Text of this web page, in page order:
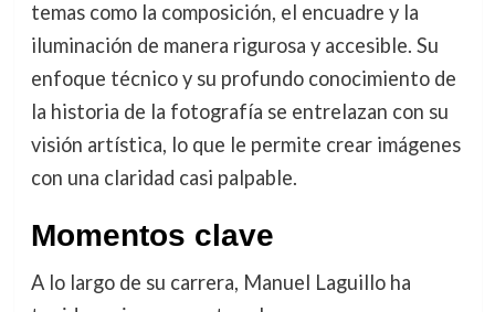
temas como la composición, el encuadre y la
iluminación de manera rigurosa y accesible. Su
enfoque técnico y su profundo conocimiento de
la historia de la fotografía se entrelazan con su
visión artística, lo que le permite crear imágenes
con una claridad casi palpable.
Momentos clave
A lo largo de su carrera, Manuel Laguillo ha